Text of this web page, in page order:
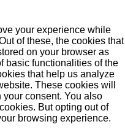
your experience while
of these, the cookies that
on your browser as
basic functionalities of the
that help us analyze
These cookies will
consent. You also
But opting out of
browsing experience.